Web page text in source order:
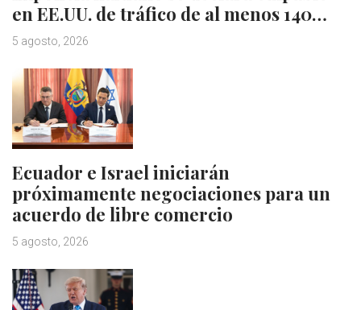
en EE.UU. de tráfico de al menos 140…
5 agosto, 2026
Ecuador e Israel iniciarán
próximamente negociaciones para un
acuerdo de libre comercio
5 agosto, 2026